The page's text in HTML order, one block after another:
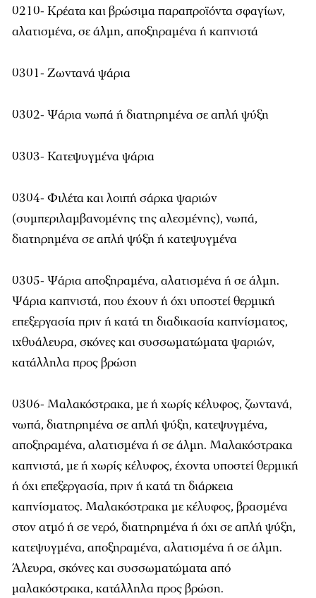
0210- Κρέατα και βρώσιμα παραπροϊόντα σφαγίων,
αλατισμένα, σε άλμη, αποξηραμένα ή καπνιστά
0301- Ζωντανά ψάρια
0302- Ψάρια νωπά ή διατηρημένα σε απλή ψύξη
0303- Κατεψυγμένα ψάρια
0304- Φιλέτα και λοιπή σάρκα ψαριών
(συμπεριλαμβανομένης της αλεσμένης), νωπά,
διατηρημένα σε απλή ψύξη ή κατεψυγμένα
0305- Ψάρια αποξηραμένα, αλατισμένα ή σε άλμη.
Ψάρια καπνιστά, που έχουν ή όχι υποστεί θερμική
επεξεργασία πριν ή κατά τη διαδικασία καπνίσματος,
ιχθυάλευρα, σκόνες και συσσωματώματα ψαριών,
κατάλληλα προς βρώση
0306- Μαλακόστρακα, με ή χωρίς κέλυφος, ζωντανά,
νωπά, διατηρημένα σε απλή ψύξη, κατεψυγμένα,
αποξηραμένα, αλατισμένα ή σε άλμη. Μαλακόστρακα
καπνιστά, με ή χωρίς κέλυφος, έχοντα υποστεί θερμική
ή όχι επεξεργασία, πριν ή κατά τη διάρκεια
καπνίσματος. Μαλακόστρακα με κέλυφος, βρασμένα
στον ατμό ή σε νερό, διατηρημένα ή όχι σε απλή ψύξη,
κατεψυγμένα, αποξηραμένα, αλατισμένα ή σε άλμη.
Άλευρα, σκόνες και συσσωματώματα από
μαλακόστρακα, κατάλληλα προς βρώση.